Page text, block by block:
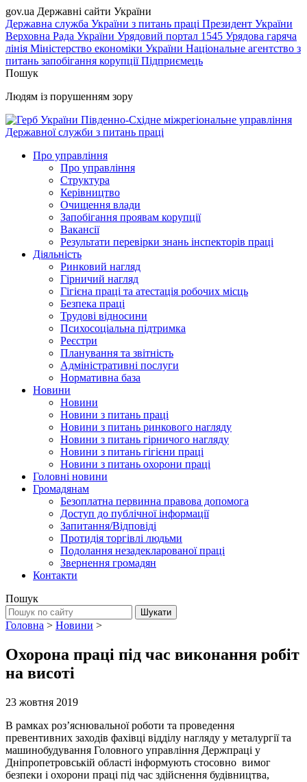
gov.ua Державні сайти України
Державна служба України з питань праці Президент України
Верховна Рада України Урядовий портал 1545 Урядова гаряча
лінія Міністерство економіки України Національне агентство з
питань запобігання корупціїПідприємець
Пошук
Людям із порушенням зору
Південно-Східне міжрегіональне управління
Державної служби з питань праці
Про управління
Про управління
Структура
Керівництво
Очищення влади
Запобігання проявам корупції
Вакансії
Результати перевірки знань інспекторів праці
Діяльність
Ринковий нагляд
Гірничий нагляд
Гігієна праці та атестація робочих місць
Безпека праці
Трудові відносини
Психосоціальна підтримка
Реєстри
Планування та звітність
Адміністративні послуги
Нормативна база
Новини
Новини
Новини з питань праці
Новини з питань ринкового нагляду
Новини з питань гірничого нагляду
Новини з питань гігієни праці
Новини з питань охорони праці
Головні новини
Громадянам
Безоплатна первинна правова допомога
Доступ до публічної інформації
Запитання/Відповіді
Протидія торгівлі людьми
Подолання незадекларованої праці
Звернення громадян
Контакти
Пошук
Головна > Новини >
Охорона праці під час виконання робіт
на висоті
23 жовтня 2019
В рамках роз’яснювальної роботи та проведення
превентивних заходів фахівці відділу нагляду у металургії та
машинобудування Головного управління Держпраці у
Дніпропетровській області інформують стосовно вимог
безпеки і охорони праці під час здійснення будівництва,